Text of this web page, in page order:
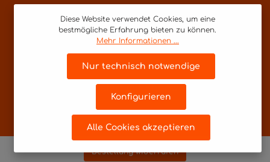
* Alle Preise inkl. gesetzl. Mehrwertsteuer zzgl.
Versandkosten
Realisiert mit Shopware
Bestellung widerrufen
Diese Website verwendet Cookies, um eine
bestmögliche Erfahrung bieten zu können.
Mehr Informationen ...
Nur technisch notwendige
Konfigurieren
Alle Cookies akzeptieren